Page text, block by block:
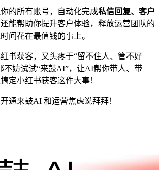
的所有账号，自动化完成私信回复、客户
还能帮助你提升客户体验，释放运营团队的
间花在最值钱的事上。
书获客，又头疼于“留不住人、管不好
不妨试试“来鼓AI”，让AI帮你带人、带
定小红书获客这件大事！
通来鼓AI 和运营焦虑说拜拜！